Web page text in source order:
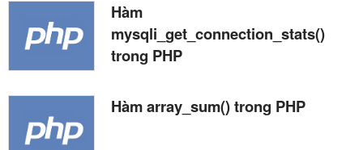
Hàm
mysqli_get_connection_stats()
trong PHP
Hàm array_sum() trong PHP